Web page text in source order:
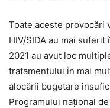
Toate aceste provocări
HIV/SIDA au mai
2021 au avut loc
tratamentului în mai
alocării bugetare
Programului național